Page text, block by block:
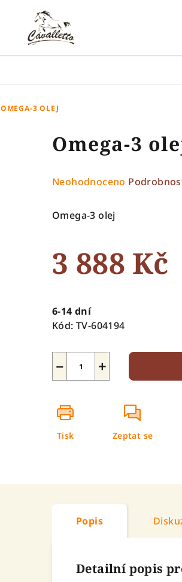
OMEGA-3 OLEJ
Omega-3
Průměrné
produktu
z
5
Neohodnoceno
Omega-3 olej
3 888 Kč
cena:
6-14 dní
Kód: TV-604194
+
−
Tisk Zeptat se
Popis
Detailní popis